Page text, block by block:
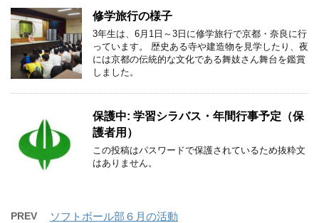
修学旅行の様子
3年生は、6月1日～3日に修学旅行で京都・奈良に行
っています。 歴史ある寺や建造物を見学したり、夜
には京都の伝統的な文化である舞妓さん舞台を鑑賞
しました。
保護中: 学習シラバス・年間行事予定（保
護者用）
この投稿はパスワードで保護されているため抜粋文
はありません。
PREV ソフトボール部６月の活動